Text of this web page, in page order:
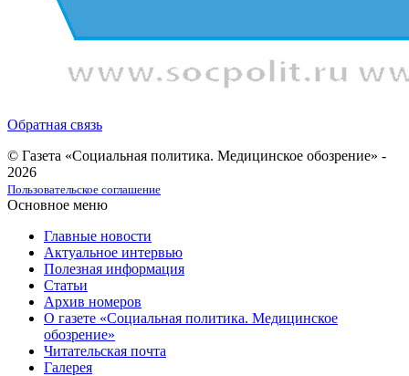
Обратная связь
© Газета «Социальная политика. Медицинское обозрение» -
2026
Пользовательское соглашение
Основное меню
Главные новости
Актуальное интервью
Полезная информация
Статьи
Архив номеров
О газете «Социальная политика. Медицинское
обозрение»
Читательская почта
Галерея